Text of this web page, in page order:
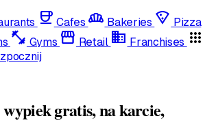
coffee Cafes bakery_dining Bakeries local_pizza Pizza
fitness_center Gyms storefront Retail domain Franchises apps
gratis, na karcie,